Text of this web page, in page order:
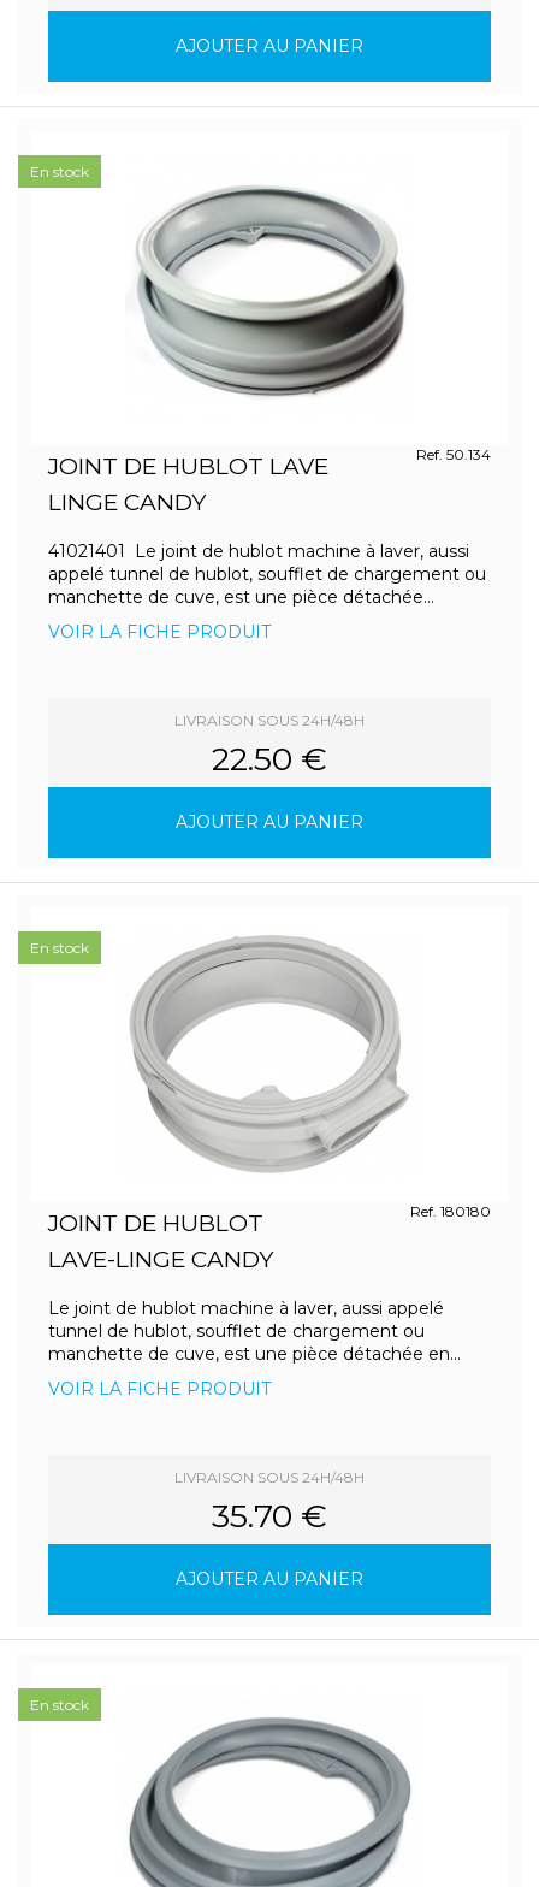
AJOUTER AU PANIER
JOINT DE HUBLOT LAVE
LINGE CANDY
Ref. 50.134
41021401 Le joint de hublot machine à laver, aussi
appelé tunnel de hublot, soufflet de chargement ou
manchette de cuve, est une pièce détachée...
VOIR LA FICHE PRODUIT
LIVRAISON SOUS 24H/48H
22.50 €
AJOUTER AU PANIER
En stock
JOINT DE HUBLOT
LAVE-LINGE CANDY
Ref. 180180
Le joint de hublot machine à laver, aussi appelé
tunnel de hublot, soufflet de chargement ou
manchette de cuve, est une pièce détachée en...
VOIR LA FICHE PRODUIT
LIVRAISON SOUS 24H/48H
35.70 €
AJOUTER AU PANIER
En stock
En stock